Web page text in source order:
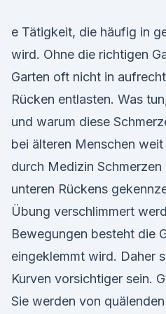
e Tätigkeit, die häufig in
wird. Ohne die richtigen
Garten oft nicht in
Rücken entlasten. Was
und warum diese
bei älteren Menschen
durch Medizin
unteren Rückens
Übung verschlimmert
Bewegungen besteht die
eingeklemmt wird. Daher
Kurven vorsichtiger sein.
Sie werden von